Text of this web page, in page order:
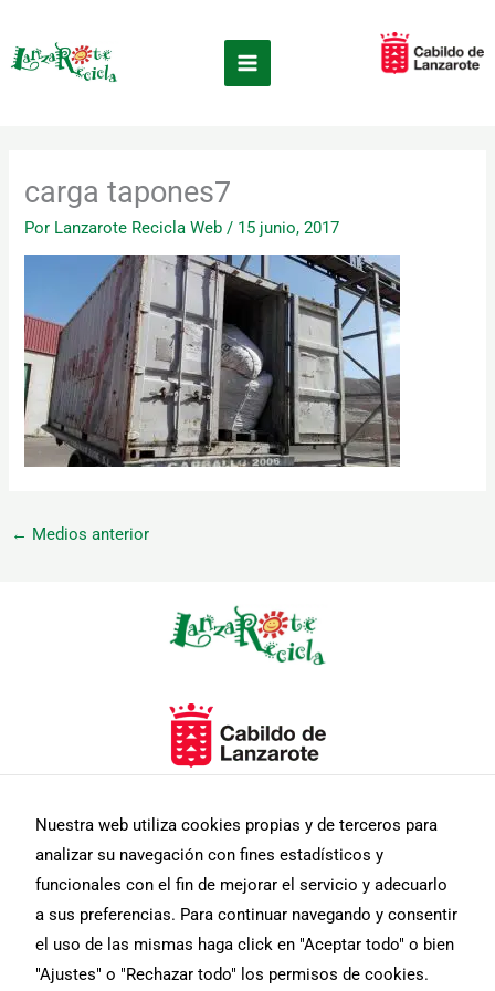
contenido
carga tapones7
Por Lanzarote Recicla Web / 15 junio, 2017
← Medios anterior
Nuestra web utiliza cookies propias y de terceros para
analizar su navegación con fines estadísticos y
funcionales con el fin de mejorar el servicio y adecuarlo
a sus preferencias. Para continuar navegando y consentir
el uso de las mismas haga click en "Aceptar todo" o bien
"Ajustes" o "Rechazar todo" los permisos de cookies.
Estas
cookies no
son
necesarias
para que
funcione la
web.
Estadísticas